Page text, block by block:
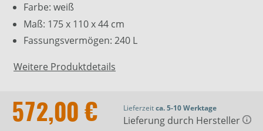
Farbe: weiß
Maß: 175 x 110 x 44 cm
Fassungsvermögen: 240 L
Weitere Produktdetails
572,00 € Lieferzeitca. 5-10 Werktage
Lieferung durch Hersteller